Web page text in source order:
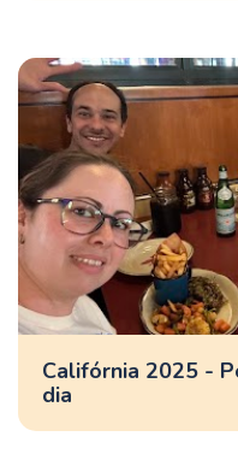
Califórnia 2025 -
dia